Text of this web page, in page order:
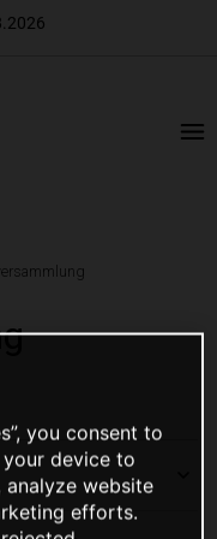
you consent to
device to
website
efforts.